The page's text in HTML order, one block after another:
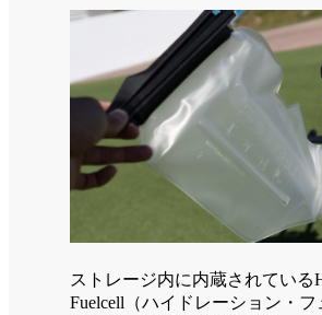
ストレージ内に内蔵されている
Fuelcell（ハイドレーション・フ